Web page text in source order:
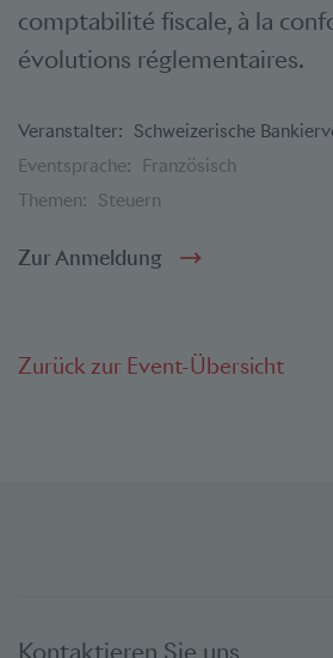
comptabilité fiscale, à la
évolutions réglementaires.
Veranstalter: Schweizerische
Eventsprache:
Französisch
Themen: Steuern
Zur Anmeldung
Zurück zur Event-Übersicht